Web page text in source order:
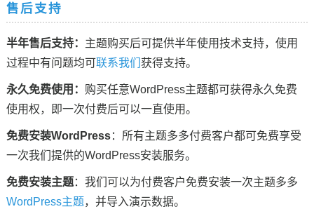
售后支持
半年售后支持： 主题购买后可提供半年使用技术支持，使用
过程中有问题均可联系我们 获得支持。
永久免费使用： 购买任意WordPress主题都可获得永久免费
使用权，即一次付费后可以一直使用。
免费安装WordPress：所有主题多多付费客户都可免费享受
一次我们提供的WordPress安装服务。
免费安装主题：我们可以为付费客户免费安装一次主题多多
WordPress主题，并导入演示数据。